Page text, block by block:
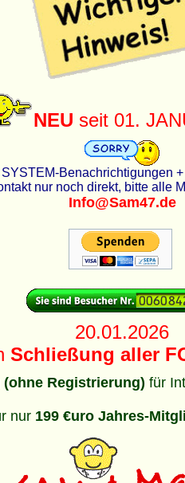
NEU seit 01.
Benachrichtigungen
nur noch direkt, bitte alle
Info@Sam47.de
20.01.2026
Schließung aller
Registrierung) für
nur 199 €uro Jahres-